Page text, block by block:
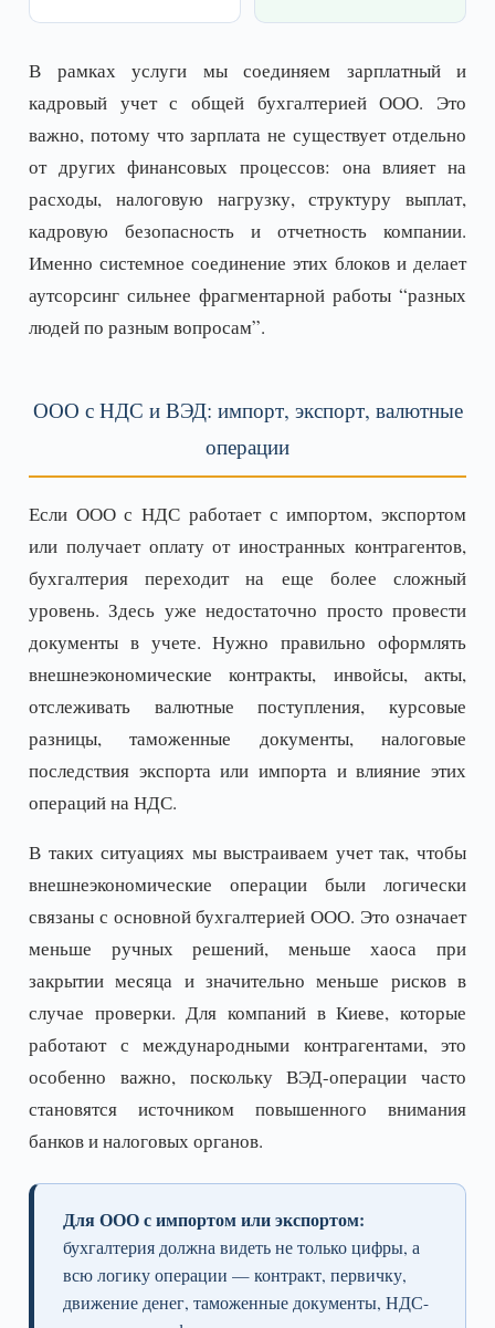
В рамках услуги мы соединяем зарплатный и
кадровый учет с общей бухгалтерией ООО. Это
важно, потому что зарплата не существует отдельно
от других финансовых процессов: она влияет на
расходы, налоговую нагрузку, структуру выплат,
кадровую безопасность и отчетность компании.
Именно системное соединение этих блоков и делает
аутсорсинг сильнее фрагментарной работы “разных
людей по разным вопросам”.
ООО с НДС и ВЭД: импорт, экспорт, валютные
операции
Если ООО с НДС работает с импортом, экспортом
или получает оплату от иностранных контрагентов,
бухгалтерия переходит на еще более сложный
уровень. Здесь уже недостаточно просто провести
документы в учете. Нужно правильно оформлять
внешнеэкономические контракты, инвойсы, акты,
отслеживать валютные поступления, курсовые
разницы, таможенные документы, налоговые
последствия экспорта или импорта и влияние этих
операций на НДС.
В таких ситуациях мы выстраиваем учет так, чтобы
внешнеэкономические операции были логически
связаны с основной бухгалтерией ООО. Это означает
меньше ручных решений, меньше хаоса при
закрытии месяца и значительно меньше рисков в
случае проверки. Для компаний в Киеве, которые
работают с международными контрагентами, это
особенно важно, поскольку ВЭД-операции часто
становятся источником повышенного внимания
банков и налоговых органов.
Для ООО с импортом или экспортом:
бухгалтерия должна видеть не только цифры, а
всю логику операции — контракт, первичку,
движение денег, таможенные документы, НДС-